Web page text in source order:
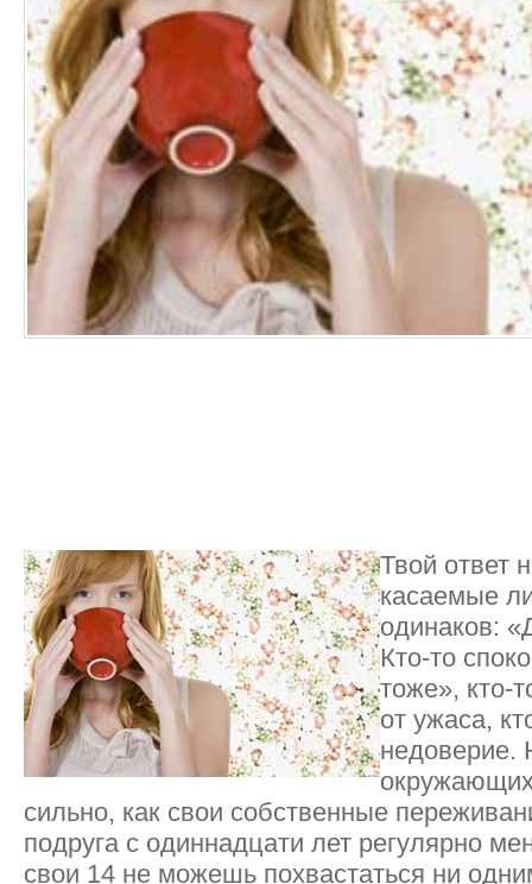
Твой ответ
касаемые
одинаков:
Кто-то
тоже», кто-
от ужаса,
недоверие.
сильно, как свои собственные
подруга с одиннадцати лет регулярно
свои 14 не можешь похвастаться ни